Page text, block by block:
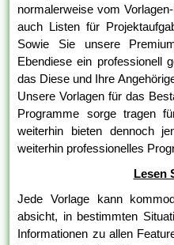
normalerweise vom
auch Listen für
Sowie Sie unsere
Ebendiese ein professionell
das Diese und Ihre
Unsere Vorlagen für das
Programme sorge tragen
weiterhin bieten dennoch
weiterhin professionelles
Lesen
Jede Vorlage kann
absicht, in bestimmten
Informationen zu allen